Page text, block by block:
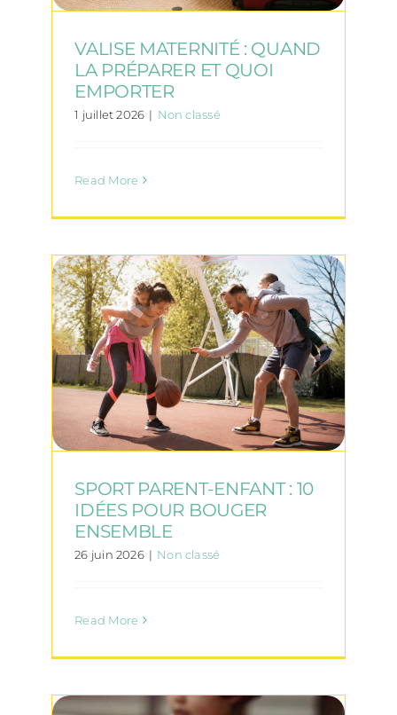
VALISE MATERNITÉ : QUAND
LA PRÉPARER ET QUOI
EMPORTER
1 juillet 2026 | Non classé
Read More
SPORT PARENT-ENFANT : 10
IDÉES POUR BOUGER
ENSEMBLE
26 juin 2026 | Non classé
Read More